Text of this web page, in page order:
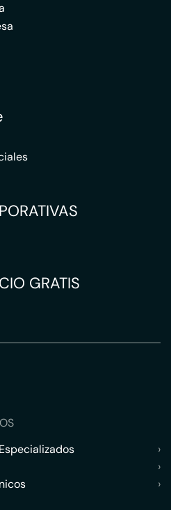
GRATIS
›
›
›